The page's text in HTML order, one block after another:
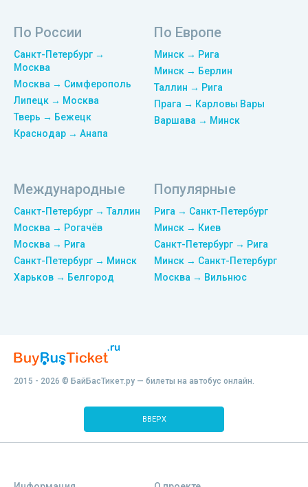
По России
Санкт-Петербург →
Москва
Москва → Симферополь
Липецк → Москва
Тверь → Бежецк
Краснодар → Анапа
По Европе
Минск → Рига
Минск → Берлин
Таллин → Рига
Прага → Карловы Вары
Варшава → Минск
Международные
Санкт-Петербург → Таллин
Москва → Рогачёв
Москва → Рига
Санкт-Петербург → Минск
Харьков → Белгород
Популярные
Рига → Санкт-Петербург
Минск → Киев
Санкт-Петербург → Рига
Минск → Санкт-Петербург
Москва → Вильнюс
2015 - 2026 © БайБасТикет.ру — билеты на автобус онлайн.
ВВЕРХ